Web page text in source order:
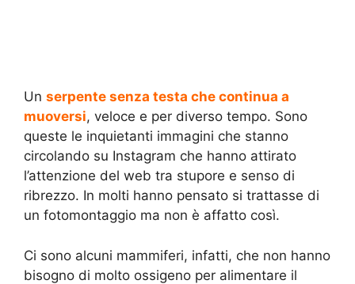
Un serpente senza testa che continua a
muoversi, veloce e per diverso tempo. Sono
queste le inquietanti immagini che stanno
circolando su Instagram che hanno attirato
l’attenzione del web tra stupore e senso di
ribrezzo. In molti hanno pensato si trattasse di
un fotomontaggio ma non è affatto così.
Ci sono alcuni mammiferi, infatti, che non hanno
bisogno di molto ossigeno per alimentare il